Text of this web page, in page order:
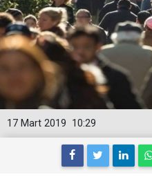
10:29
17 Mart 2019